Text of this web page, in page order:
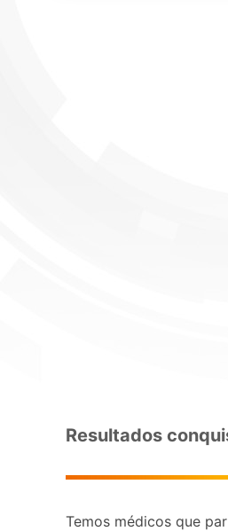
Resultados
Temos médicos que